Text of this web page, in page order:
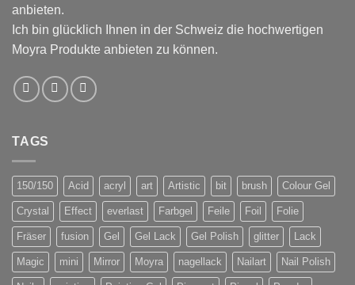
anbieten.
Ich bin glücklich Ihnen in der Schweiz die hochwertigen
Moyra Produkte anbieten zu können.
TAGS
150/150 Acid acryl art Artistic bit brush Colour Gel
Crystal Effect everlast Farbgel Feile Foil Folie
Fräser fusion Gel Gel Lack Gel Polish glitter Lack
Magic mini Mirror Moyra nagellack Nailart Nail Polish